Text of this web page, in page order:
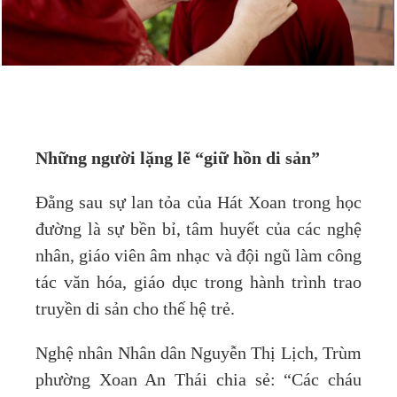
Những người lặng lẽ “giữ hồn di sản”
Đằng sau sự lan tỏa của Hát Xoan trong học
đường là sự bền bỉ, tâm huyết của các nghệ
nhân, giáo viên âm nhạc và đội ngũ làm công
tác văn hóa, giáo dục trong hành trình trao
truyền di sản cho thế hệ trẻ.
Nghệ nhân Nhân dân Nguyễn Thị Lịch, Trùm
phường Xoan An Thái chia sẻ: “Các cháu